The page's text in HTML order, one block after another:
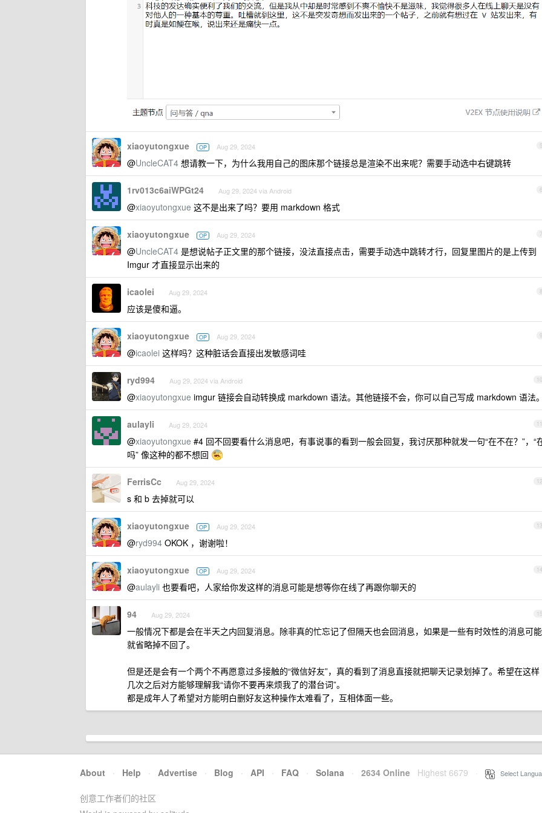
5
xiaoyutongxue OP Aug 29, 2024
@UncleCAT4 想请教一下，为什么我用自己的图床那个链接总是渲染不出来呢？需要手动选中右键跳转
6
1rv013c6aiWPGt24 Aug 29, 2024 via Android
@xiaoyutongxue 这不是出来了吗？要用 markdown 格式
7
xiaoyutongxue OP Aug 29, 2024
@UncleCAT4 是想说帖子正文里的那个链接，没法直接点击，需要手动选中跳转才行，回复里图片的是上传到
Imgur 才直接显示出来的
8
icaolei Aug 29, 2024
应该是傻和逼。
9
xiaoyutongxue OP Aug 29, 2024
@icaolei 这样吗？这种脏话会直接出发敏感词哇
10
ryd994 Aug 29, 2024 via Android
@xiaoyutongxue imgur 链接会自动转换成 markdown 语法。其他链接不会，你可以自己写成 markdown 语法。
11
aulayli Aug 29, 2024
@xiaoyutongxue #4 回不回要看什么消息吧，有事说事的看到一般会回复，我讨厌那种就发一句“在不在？”，“
吗” 像这种的都不想回
12
FerrisCc Aug 29, 2024
s 和 b 去掉就可以
13
xiaoyutongxue OP Aug 29, 2024
@ryd994 OKOK ，谢谢啦！
14
xiaoyutongxue OP Aug 29, 2024
@aulayli 也要看吧，人家给你发这样的消息可能是想等你在线了再跟你聊天的
15
94 Aug 29, 2024
一般情况下都是会在半天之内回复消息。除非真的忙忘记了但隔天也会回消息，如果是一些有时效性的消息可能
就省略掉不回了。
但是还是会有一个两个不再愿意过多接触的“微信好友”，真的看到了消息直接就把聊天记录划掉了。希望在这样
几次之后对方能够理解我“请你不要再来烦我了的潜台词”。
都是成年人了希望对方能明白删好友这种操作太难看了，互相体面一些。
About · Help · Advertise · Blog · API · FAQ · Solana · 2634 Online Highest 6679 Select
创意工作者们的社区